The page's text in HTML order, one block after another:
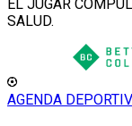
EL JUGAR
SALUD.
AGENDA